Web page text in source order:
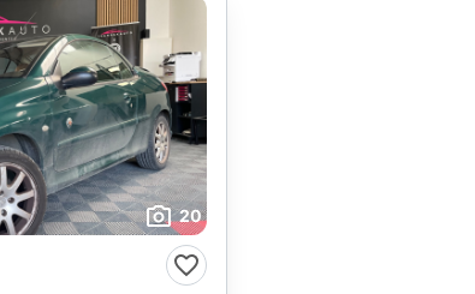
20